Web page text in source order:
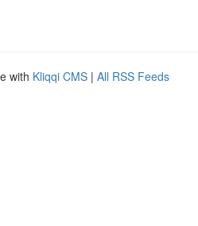
with Kliqqi CMS | All RSS Feeds